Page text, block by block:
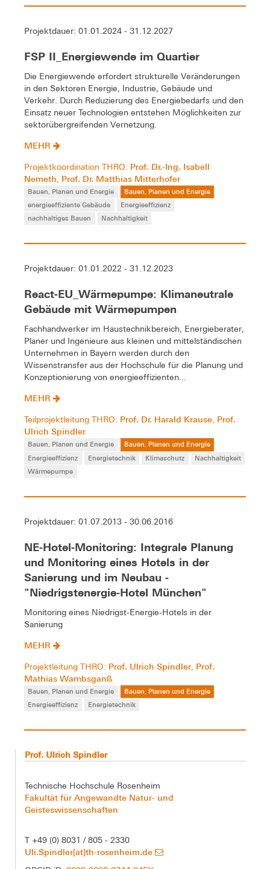
Projektdauer: 01.01.2024 - 31.12.2027
FSP II_Energiewende im Quartier
Die Energiewende erfordert strukturelle Veränderungen
in den Sektoren Energie, Industrie, Gebäude und
Verkehr. Durch Reduzierung des Energiebedarfs und den
Einsatz neuer Technologien entstehen Möglichkeiten zur
sektorübergreifenden Vernetzung.
MEHR
Projektkoordination THRO: Prof. Dr.-Ing. Isabell
Nemeth, Prof. Dr. Matthias Mitterhofer
Bauen, Planen und Energie
Bauen, Planen und Energie
energieeffiziente Gebäude
Energieeffizienz
nachhaltiges Bauen
Nachhaltigkeit
Projektdauer: 01.01.2022 - 31.12.2023
React-EU_Wärmepumpe: Klimaneutrale
Gebäude mit Wärmepumpen
Fachhandwerker im Haustechnikbereich, Energieberater,
Planer und Ingenieure aus kleinen und mittelständischen
Unternehmen in Bayern werden durch den
Wissenstransfer aus der Hochschule für die Planung und
Konzeptionierung von energieeffizienten...
MEHR
Teilprojektleitung THRO: Prof. Dr. Harald Krause, Prof.
Ulrich Spindler
Bauen, Planen und Energie
Bauen, Planen und Energie
Energieeffizienz
Energietechnik Klimaschutz
Nachhaltigkeit
Wärmepumpe
Projektdauer: 01.07.2013 - 30.06.2016
NE-Hotel-Monitoring: Integrale Planung
und Monitoring eines Hotels in der
Sanierung und im Neubau -
"Niedrigstenergie-Hotel München"
Monitoring eines Niedrigst-Energie-Hotels in der
Sanierung
MEHR
Projektleitung THRO: Prof. Ulrich Spindler, Prof.
Mathias Wambsganß
Bauen, Planen und Energie
Bauen, Planen und Energie
Energieeffizienz
Energietechnik
Prof. Ulrich Spindler
Technische Hochschule Rosenheim
Fakultät für Angewandte Natur- und
Geisteswissenschaften
T +49 (0) 8031 / 805 - 2330
Uli.Spindler[at]th-rosenheim.de